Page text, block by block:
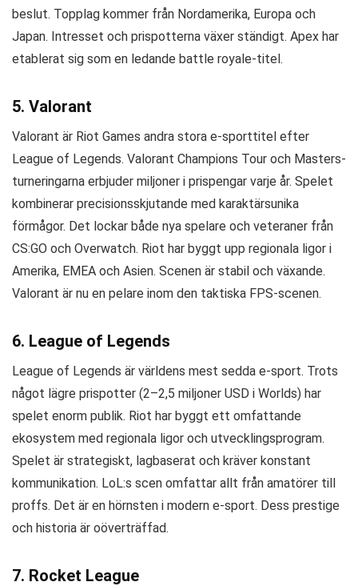
beslut. Topplag kommer från Nordamerika, Europa och
Japan. Intresset och prispotterna växer ständigt. Apex har
etablerat sig som en ledande battle royale-titel.
5. Valorant
Valorant är Riot Games andra stora e-sporttitel efter
League of Legends. Valorant Champions Tour och Masters-
turneringarna erbjuder miljoner i prispengar varje år. Spelet
kombinerar precisionsskjutande med karaktärsunika
förmågor. Det lockar både nya spelare och veteraner från
CS:GO och Overwatch. Riot har byggt upp regionala ligor i
Amerika, EMEA och Asien. Scenen är stabil och växande.
Valorant är nu en pelare inom den taktiska FPS-scenen.
6. League of Legends
League of Legends är världens mest sedda e-sport. Trots
något lägre prispotter (2–2,5 miljoner USD i Worlds) har
spelet enorm publik. Riot har byggt ett omfattande
ekosystem med regionala ligor och utvecklingsprogram.
Spelet är strategiskt, lagbaserat och kräver konstant
kommunikation. LoL:s scen omfattar allt från amatörer till
proffs. Det är en hörnsten i modern e-sport. Dess prestige
och historia är oöverträffad.
7. Rocket League